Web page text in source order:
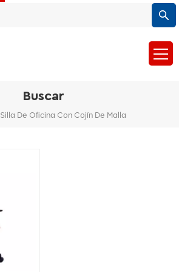
Buscar
Silla De Oficina Con Cojín De Malla